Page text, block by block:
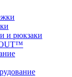
и рюкзаки